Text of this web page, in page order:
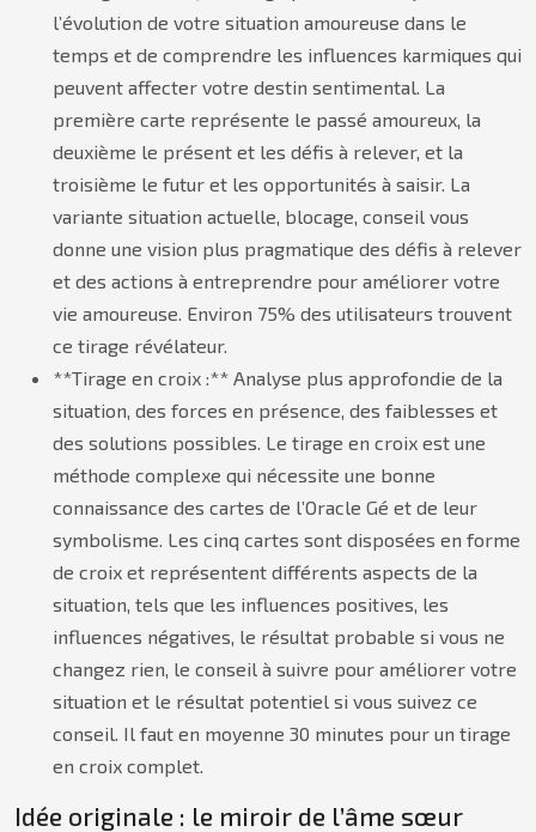
l’évolution de votre situation amoureuse dans le
temps et de comprendre les influences karmiques qui
peuvent affecter votre destin sentimental. La
première carte représente le passé amoureux, la
deuxième le présent et les défis à relever, et la
troisième le futur et les opportunités à saisir. La
variante situation actuelle, blocage, conseil vous
donne une vision plus pragmatique des défis à relever
et des actions à entreprendre pour améliorer votre
vie amoureuse. Environ 75% des utilisateurs trouvent
ce tirage révélateur.
**Tirage en croix :** Analyse plus approfondie de la
situation, des forces en présence, des faiblesses et
des solutions possibles. Le tirage en croix est une
méthode complexe qui nécessite une bonne
connaissance des cartes de l’Oracle Gé et de leur
symbolisme. Les cinq cartes sont disposées en forme
de croix et représentent différents aspects de la
situation, tels que les influences positives, les
influences négatives, le résultat probable si vous ne
changez rien, le conseil à suivre pour améliorer votre
situation et le résultat potentiel si vous suivez ce
conseil. Il faut en moyenne 30 minutes pour un tirage
en croix complet.
Idée originale : le miroir de l’âme sœur